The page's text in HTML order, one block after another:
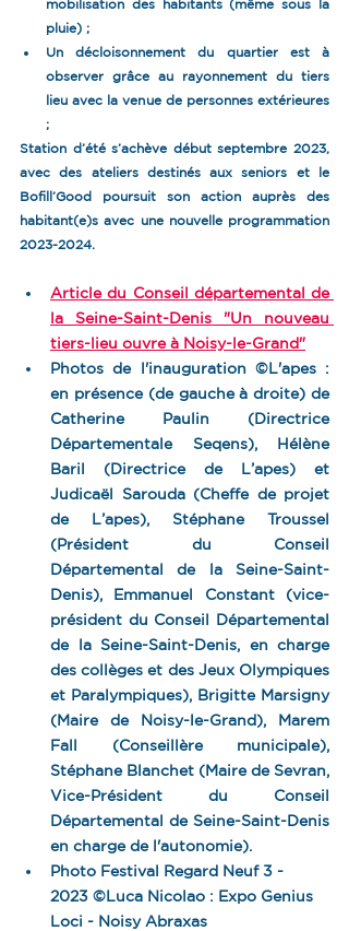
mobilisation des habitants (même sous la
pluie) ;
Un décloisonnement du quartier est à
observer grâce au rayonnement du tiers
lieu avec la venue de personnes extérieures
;
Station d’été s’achève début septembre 2023,
avec des ateliers destinés aux seniors et le
Bofill’Good poursuit son action auprès des
habitant(e)s avec une nouvelle programmation
2023-2024.
Article du Conseil départemental de
la Seine-Saint-Denis "Un nouveau
tiers-lieu ouvre à Noisy-le-Grand"
Photos de l'inauguration ©L'apes :
en présence (de gauche à droite) de
Catherine Paulin (Directrice
Départementale Seqens), Hélène
Baril (Directrice de L’apes) et
Judicaël Sarouda (Cheffe de projet
de L’apes), Stéphane Troussel
(Président du Conseil
Départemental de la Seine-Saint-
Denis), Emmanuel Constant (vice-
président du Conseil Départemental
de la Seine-Saint-Denis, en charge
des collèges et des Jeux Olympiques
et Paralympiques), Brigitte Marsigny
(Maire de Noisy-le-Grand), Marem
Fall (Conseillère municipale),
Stéphane Blanchet (Maire de Sevran,
Vice-Président du Conseil
Départemental de Seine-Saint-Denis
en charge de l'autonomie).
Photo Festival Regard Neuf 3 -
2023 ©Luca Nicolao : Expo Genius
Loci - Noisy Abraxas